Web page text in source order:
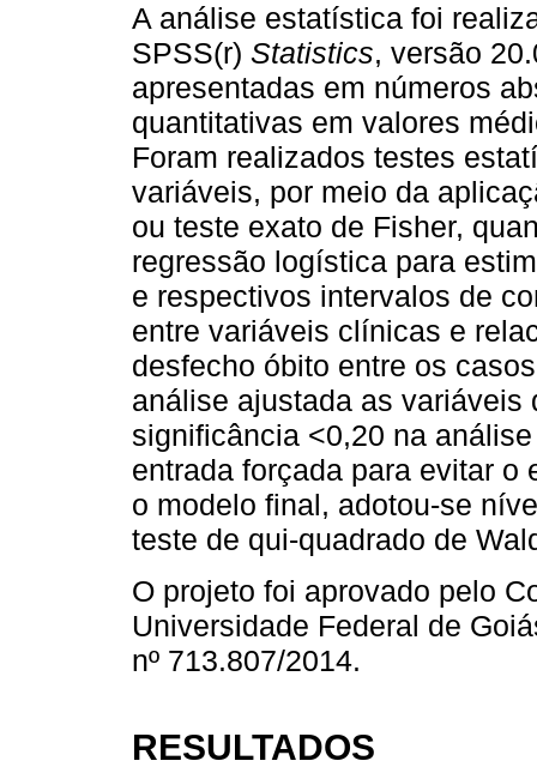
A análise estatística foi
SPSS(r) Statistics, versão
apresentadas em números
quantitativas em valores
Foram realizados testes
variáveis, por meio da
ou teste exato de Fisher,
regressão logística para
e respectivos intervalos de
entre variáveis clínicas e
desfecho óbito entre os
análise ajustada as variáveis
significância <0,20 na
entrada forçada para evitar o
o modelo final, adotou-se
teste de qui-quadrado de
O projeto foi aprovado pelo
Universidade Federal de
nº 713.807/2014.
RESULTADOS